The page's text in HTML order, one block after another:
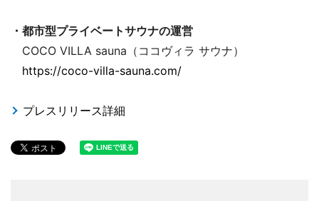
・都市型プライベートサウナの運営
COCO VILLA sauna（ココヴィラ サウナ）
https://coco-villa-sauna.com/
プレスリリース詳細